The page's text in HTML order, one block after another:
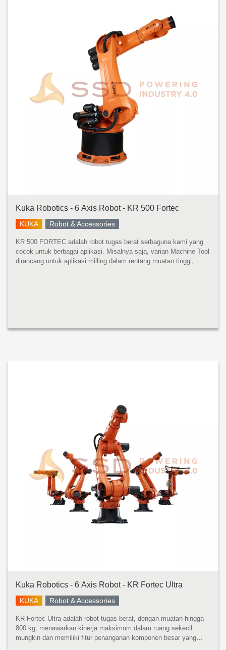
Kuka Robotics - 6 Axis Robot - KR 500 Fortec
KUKA Robot & Accessories
KR 500 FORTEC adalah robot tugas berat serbaguna kami yang
cocok untuk berbagai aplikasi. Misalnya saja, varian Machine Tool
dirancang untuk aplikasi milling dalam rentang muatan tinggi,
Kuka Robotics - 6 Axis Robot - KR Fortec Ultra
KUKA Robot & Accessories
KR Fortec Ultra adalah robot tugas berat, dengan muatan hingga
800 kg, menawarkan kinerja maksimum dalam ruang sekecil
mungkin dan memiliki fitur penanganan komponen besar yang